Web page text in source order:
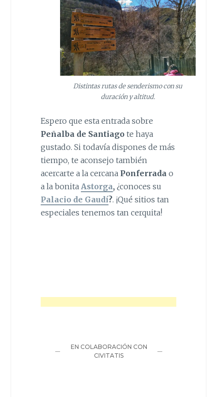
Distintas rutas de senderismo con su
duración y altitud.
Espero que esta entrada sobre
Peñalba de Santiagote haya
gustado. Si todavía dispones de más
tiempo, te aconsejo también
acercarte a la cercana Ponferrada o
a la bonita Astorga, ¿conoces su
Palacio de Gaudí?. ¡Qué sitios tan
especiales tenemos tan cerquita!